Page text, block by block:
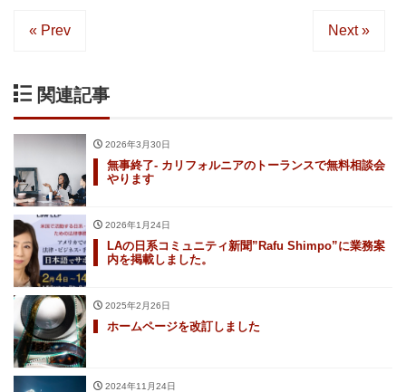
« Prev Next »
関連記事
2026年3月30日
無事終了- カリフォルニアのトーランスで無料相談会
やります
2026年1月24日
LAの日系コミュニティ新聞”Rafu Shimpo”に業務案
内を掲載しました。
2025年2月26日
ホームページを改訂しました
2024年11月24日